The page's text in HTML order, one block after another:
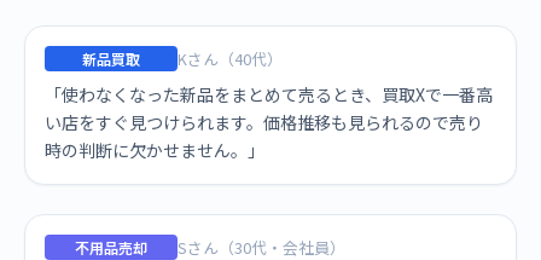
新品買取 Kさん（40代）
「使わなくなった新品をまとめて売るとき、買取Xで一番高
い店をすぐ見つけられます。価格推移も見られるので売り
時の判断に欠かせません。」
不用品売却 Sさん（30代・会社員）